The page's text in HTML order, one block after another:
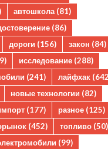
автошкола (81)
(86)
дороги (156) закон (84)
исследование (288)
(241) лайфхак
новые технологии (82)
(177) разное (125)
(452) топливо (50)
(99)